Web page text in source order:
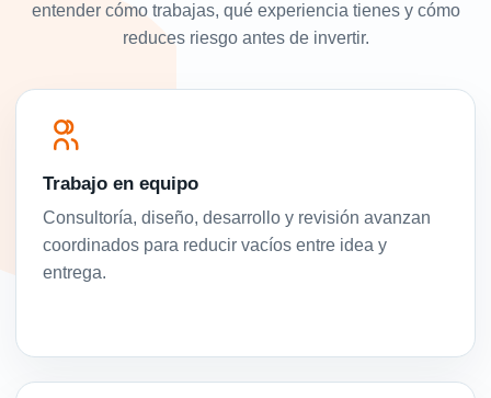
entender cómo trabajas, qué experiencia tienes y cómo
reduces riesgo antes de invertir.
Trabajo en equipo
Consultoría, diseño, desarrollo y revisión avanzan
coordinados para reducir vacíos entre idea y
entrega.